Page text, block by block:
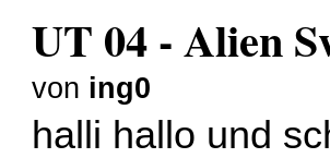
UT 04 - Alien
von ing0
halli hallo und